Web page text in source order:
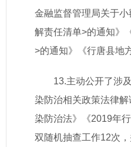
金融监督管理局关于
解责任清单>的通知》
>的通知》《行唐县地
13.主动公开了涉
染防治相关政策法律
染防治法》《2019年
双随机抽查工作12次